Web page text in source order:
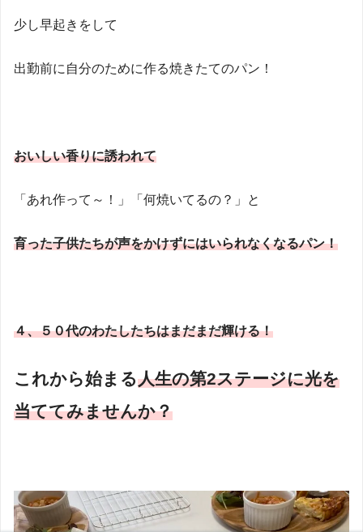
少し早起きをして
出勤前に自分のために作る焼きたてのパン！
おいしい香りに誘われて
「あれ作って～！」「何焼いてるの？」と
育った子供たちが声をかけずにはいられなくなるパン！
４、５０代のわたしたちはまだまだ輝ける！
これから始まる人生の第2ステージに光を
当ててみませんか？